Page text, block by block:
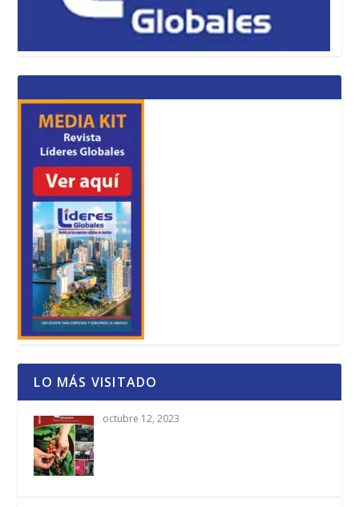
LO MÁS VISITADO
octubre 12, 2023